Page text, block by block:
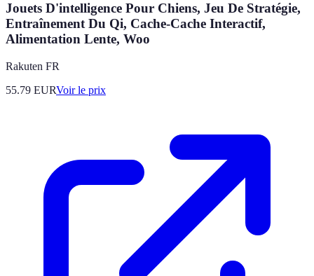
Jouets D'intelligence Pour Chiens, Jeu De Stratégie,
Entraînement Du Qi, Cache-Cache Interactif,
Alimentation Lente, Woo
Rakuten FR
55.79 EURVoir le prix